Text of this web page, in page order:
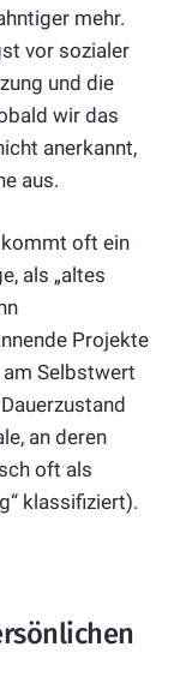
mehr.
vor sozialer
und die
wir das
anerkannt,
aus.
kommt oft ein
als „altes
Projekte
am Selbstwert
an deren
oft als
klassifiziert).